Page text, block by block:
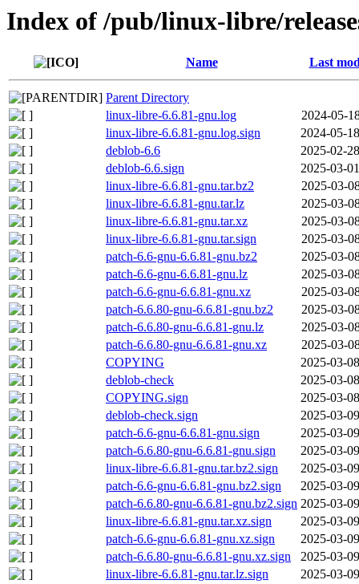
Index of /pub/linux-libre/
Name Last
Parent Directory
linux-libre-6.6.81-gnu.log
2024-05-
linux-libre-6.6.81-gnu.log.sign
2024-05-
deblob-6.6
2025-02-
deblob-6.6.sign
2025-03-
linux-libre-6.6.81-gnu.tar.bz2
2025-03-
linux-libre-6.6.81-gnu.tar.lz
2025-03-
linux-libre-6.6.81-gnu.tar.xz
2025-03-
linux-libre-6.6.81-gnu.tar.sign
2025-03-
patch-6.6-gnu-6.6.81-gnu.bz2
2025-03-
patch-6.6-gnu-6.6.81-gnu.lz
2025-03-
patch-6.6-gnu-6.6.81-gnu.xz
2025-03-
patch-6.6.80-gnu-6.6.81-gnu.bz2
2025-03-
patch-6.6.80-gnu-6.6.81-gnu.lz
2025-03-
patch-6.6.80-gnu-6.6.81-gnu.xz
2025-03-
COPYING
2025-03-
deblob-check
2025-03-
COPYING.sign
2025-03-
deblob-check.sign
2025-03-
patch-6.6-gnu-6.6.81-gnu.sign
2025-03-
patch-6.6.80-gnu-6.6.81-gnu.sign
2025-03-
linux-libre-6.6.81-gnu.tar.bz2.sign
2025-03-
patch-6.6-gnu-6.6.81-gnu.bz2.sign
2025-03-
patch-6.6.80-gnu-6.6.81-gnu.bz2.sign 2025-03-
linux-libre-6.6.81-gnu.tar.xz.sign
2025-03-
patch-6.6-gnu-6.6.81-gnu.xz.sign
2025-03-
patch-6.6.80-gnu-6.6.81-gnu.xz.sign
2025-03-
linux-libre-6.6.81-gnu.tar.lz.sign
2025-03-